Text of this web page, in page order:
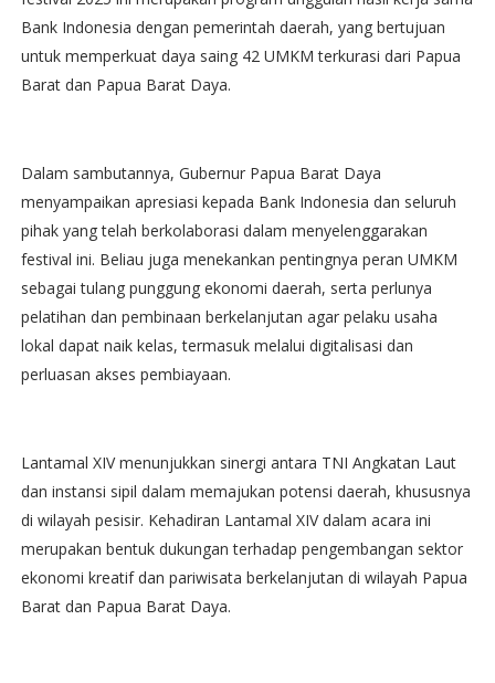
Bank Indonesia dengan pemerintah daerah, yang bertujuan
untuk memperkuat daya saing 42 UMKM terkurasi dari Papua
Barat dan Papua Barat Daya.
Dalam sambutannya, Gubernur Papua Barat Daya
menyampaikan apresiasi kepada Bank Indonesia dan seluruh
pihak yang telah berkolaborasi dalam menyelenggarakan
festival ini. Beliau juga menekankan pentingnya peran UMKM
sebagai tulang punggung ekonomi daerah, serta perlunya
pelatihan dan pembinaan berkelanjutan agar pelaku usaha
lokal dapat naik kelas, termasuk melalui digitalisasi dan
perluasan akses pembiayaan.
Lantamal XIV menunjukkan sinergi antara TNI Angkatan Laut
dan instansi sipil dalam memajukan potensi daerah, khususnya
di wilayah pesisir. Kehadiran Lantamal XIV dalam acara ini
merupakan bentuk dukungan terhadap pengembangan sektor
ekonomi kreatif dan pariwisata berkelanjutan di wilayah Papua
Barat dan Papua Barat Daya.